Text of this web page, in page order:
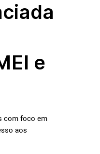
e
com foco em
aos